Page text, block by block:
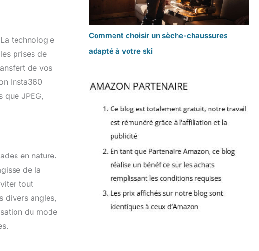
technologie
prises de
de vos
Insta360
que JPEG,
en nature.
de la
tout
divers angles,
du mode
Comment choisir un sèche-chaussures
adapté à votre ski